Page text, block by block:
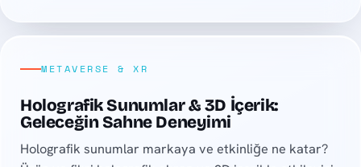
METAVERSE & XR
Holografik Sunumlar & 3D İçerik:
Geleceğin Sahne Deneyimi
Holografik sunumlar markaya ve etkinliğe ne katar?